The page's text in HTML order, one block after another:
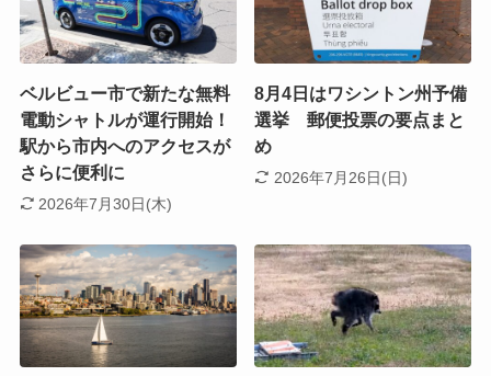
ベルビュー市で新たな無料
電動シャトルが運行開始！
駅から市内へのアクセスが
さらに便利に
2026年7月30日(木)
8月4日はワシントン州予備
選挙 郵便投票の要点まと
め
2026年7月26日(日)